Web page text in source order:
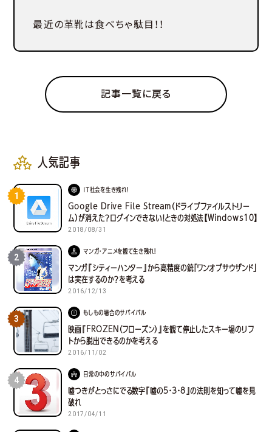
最近の革靴は食べちゃ駄目！！
記事一覧に戻る
人気記事
1
IT社会を生き残れ！
Google Drive File Stream（ドライブファイルストリー
ム）が消えた？ログインできない！ときの対処法【Windows10】
2018/08/31
2
マンガ・アニメを観て生き残れ！
マンガ『シティーハンター』から高精度の銃「ワンオブサウザンド」
は実在するのか？を考える
2016/12/13
3
もしもの場合のサバイバル
映画『FROZEN（フローズン）』を観て停止したスキー場のリフ
トから脱出できるのかを考える
2016/11/02
4
日常の中のサバイバル
嘘つきがとっさにでる数字『嘘の5・3・8』の法則を知って嘘を見
破れ
2017/04/11